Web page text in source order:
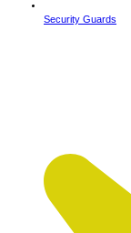
Security Guards